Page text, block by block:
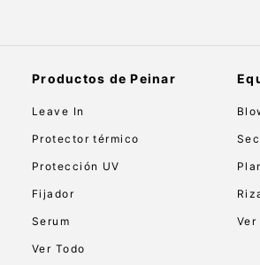
Productos de Peinar
Leave In
Protector térmico
Protección UV
Fijador
Serum
Ver Todo
Ver